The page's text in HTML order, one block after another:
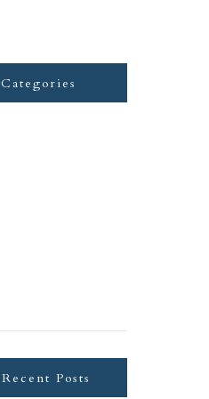
Categories
Recent Posts